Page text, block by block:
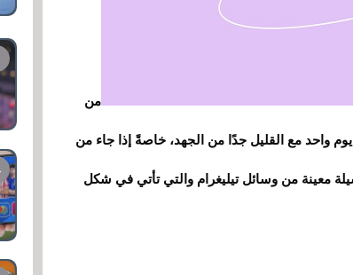
من
مع القليل جدًا من الجهد، خاصةً إذا جاء من
معينة من وسائل تيليغرام والتي تأتي في شكل